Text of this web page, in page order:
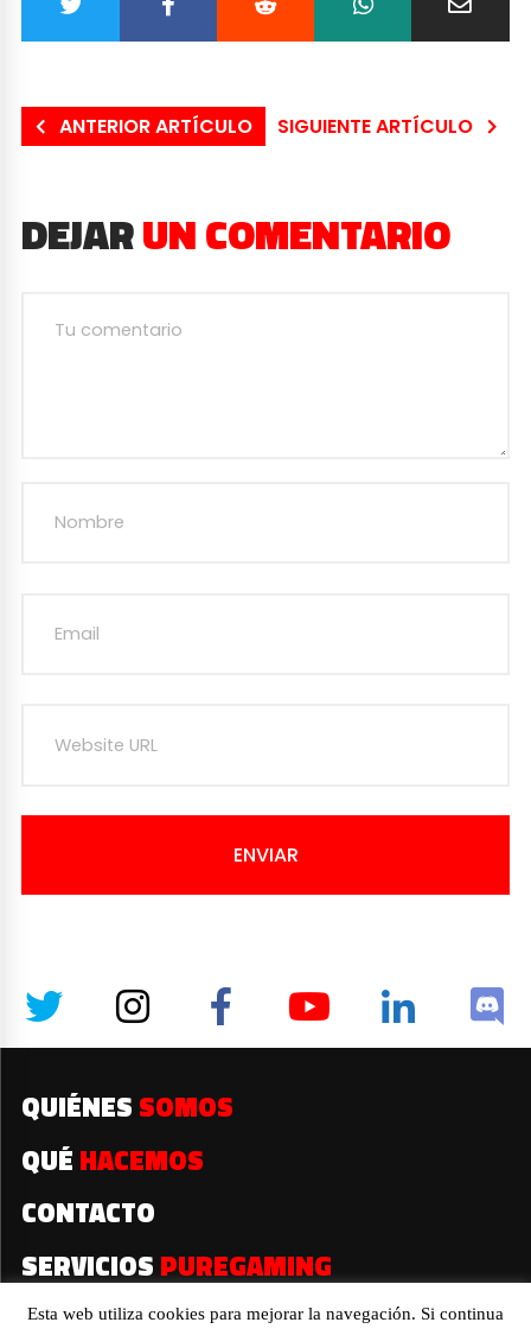
ANTERIOR ARTÍCULO SIGUIENTE ARTÍCULO
DEJARUN COMENTARIO
ENVIAR
QUIÉNES SOMOS
QUÉ HACEMOS
CONTACTO
SERVICIOS PUREGAMING
Esta web utiliza cookies para mejorar la navegación. Si continua